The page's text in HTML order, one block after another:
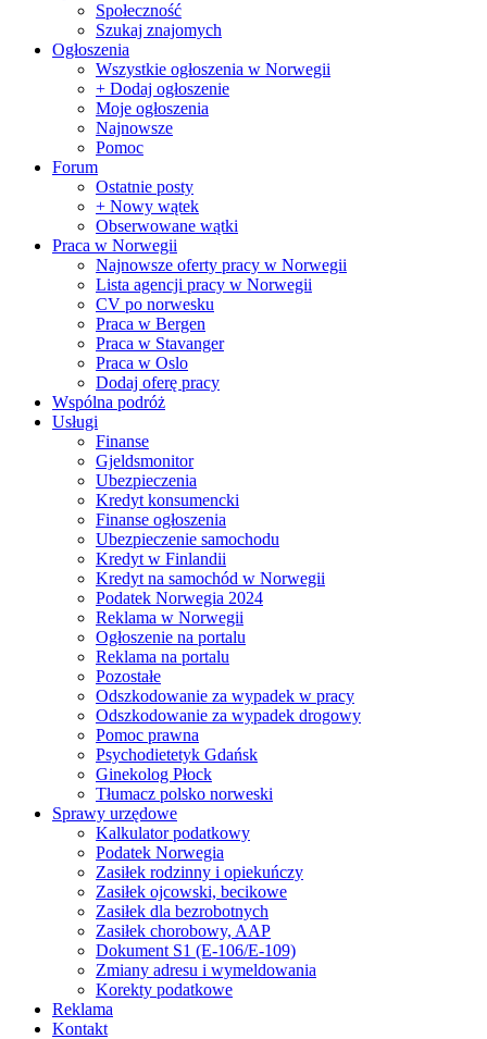
Społeczność
Szukaj znajomych
Ogłoszenia
Wszystkie ogłoszenia w Norwegii
+ Dodaj ogłoszenie
Moje ogłoszenia
Najnowsze
Pomoc
Forum
Ostatnie posty
+ Nowy wątek
Obserwowane wątki
Praca w Norwegii
Najnowsze oferty pracy w Norwegii
Lista agencji pracy w Norwegii
CV po norwesku
Praca w Bergen
Praca w Stavanger
Praca w Oslo
Dodaj oferę pracy
Wspólna podróż
Usługi
Finanse
Gjeldsmonitor
Ubezpieczenia
Kredyt konsumencki
Finanse ogłoszenia
Ubezpieczenie samochodu
Kredyt w Finlandii
Kredyt na samochód w Norwegii
Podatek Norwegia 2024
Reklama w Norwegii
Ogłoszenie na portalu
Reklama na portalu
Pozostałe
Odszkodowanie za wypadek w pracy
Odszkodowanie za wypadek drogowy
Pomoc prawna
Psychodietetyk Gdańsk
Ginekolog Płock
Tłumacz polsko norweski
Sprawy urzędowe
Kalkulator podatkowy
Podatek Norwegia
Zasiłek rodzinny i opiekuńczy
Zasiłek ojcowski, becikowe
Zasiłek dla bezrobotnych
Zasiłek chorobowy, AAP
Dokument S1 (E-106/E-109)
Zmiany adresu i wymeldowania
Korekty podatkowe
Reklama
Kontakt